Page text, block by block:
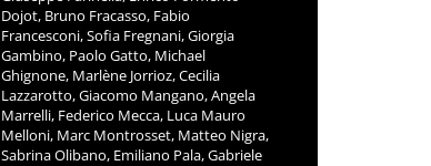
Dojot, Bruno Fracasso, Fabio
Francesconi, Sofia Fregnani, Giorgia
Gambino, Paolo Gatto, Michael
Ghignone, Marlène Jorrioz, Cecilia
Lazzarotto, Giacomo Mangano, Angela
Marrelli, Federico Mecca, Luca Mauro
Melloni, Marc Montrosset, Matteo Nigra,
Sabrina Olibano, Emiliano Pala, Gabriele